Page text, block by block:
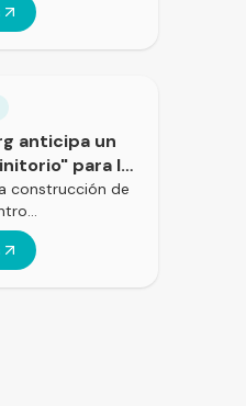
anticipa un
para la
construcción de